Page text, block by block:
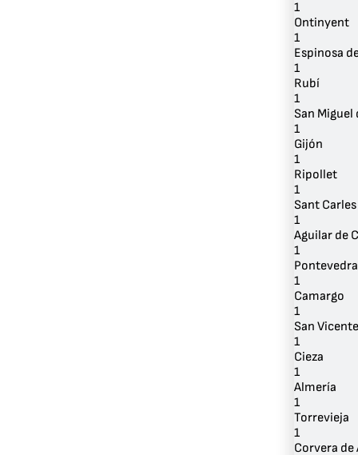
1
Ontinyent
1
Espinosa
1
Rubí
1
San Miguel
1
Gijón
1
Ripollet
1
Sant
1
Aguilar de
1
Pontevedra
1
Camargo
1
San
1
Cieza
1
Almería
1
Torrevieja
1
Corvera de